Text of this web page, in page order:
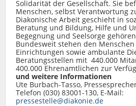
Solidarität der Gesellschaft. Sie
Menschen, selbst Verantwortung
Diakonische Arbeit geschieht in
Beratung und Bildung, Hilfe und
Begegnung und Seelsorge
Bundesweit stehen den
Einrichtungen sowie ambulante
Beratungsstellen mit 440.000
400.000 Ehrenamtlichen zur
und weitere Informationen
Ute Burbach-Tasso,
Telefon (030) 83001-130, E-Mail:
pressestelle@diakonie.de